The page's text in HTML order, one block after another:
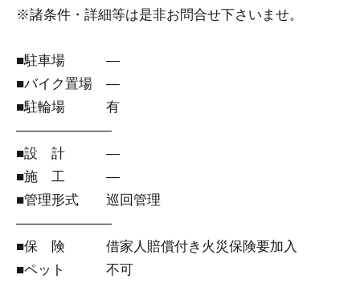
※諸条件・詳細等は是非お問合せ下さいませ。
■駐車場 ―
■バイク置場 ―
■駐輪場 有
―――――――
■設 計 ―
■施 工 ―
■管理形式 巡回管理
―――――――
■保 険 借家人賠償付き火災保険要加入
■ペット 不可